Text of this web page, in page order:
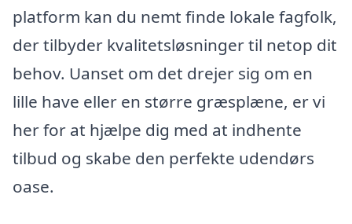
platform kan du nemt finde lokale fagfolk,
der tilbyder kvalitetsløsninger til netop dit
behov. Uanset om det drejer sig om en
lille have eller en større græsplæne, er vi
her for at hjælpe dig med at indhente
tilbud og skabe den perfekte udendørs
oase.